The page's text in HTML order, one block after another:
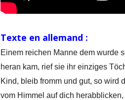
Texte en allemand :
Einem reichen Manne dem wurde
heran kam, rief sie ihr einziges
Kind, bleib fromm und gut, so wird
vom Himmel auf dich